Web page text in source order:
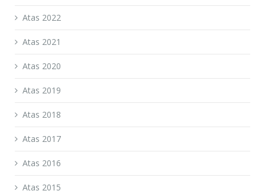
Atas 2022
Atas 2021
Atas 2020
Atas 2019
Atas 2018
Atas 2017
Atas 2016
Atas 2015